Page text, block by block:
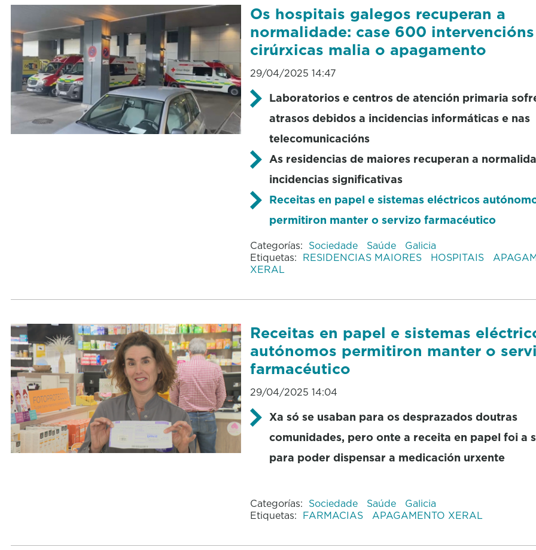
Os hospitais galegos recuperan a
normalidade: case 600 intervencións
cirúrxicas malia o apagamento
29/04/2025 14:47
Laboratorios e centros de atención primaria
atrasos debidos a incidencias informáticas e nas
telecomunicacións
As residencias de maiores recuperan a
incidencias significativas
Receitas en papel e sistemas eléctricos
permitiron manter o servizo farmacéutico
Categorías: Sociedade Saúde
Galicia
Etiquetas: RESIDENCIAS MAIORES HOSPITAIS
XERAL
Receitas en papel e sistemas
autónomos permitiron manter o
farmacéutico
29/04/2025 14:04
Xa só se usaban para os desprazados doutras
comunidades, pero onte a receita en papel foi a
para poder dispensar a medicación urxente
Categorías: Sociedade Saúde
Galicia
Etiquetas: FARMACIAS APAGAMENTO XERAL